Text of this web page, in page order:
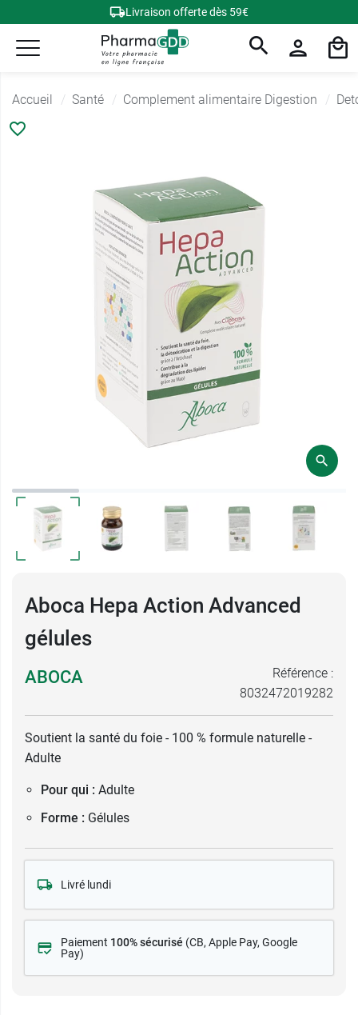
Livraison offerte dès 59€
Accueil Santé Complement alimentaire Digestion
Aboca Hepa Action Advanced
gélules
ABOCA
Référence :
8032472019282
Soutient la santé du foie - 100 % formule naturelle -
Adulte
Pour qui : Adulte
Forme : Gélules
Livré lundi
Paiement 100% sécurisé (CB, Apple Pay, Google
Pay)